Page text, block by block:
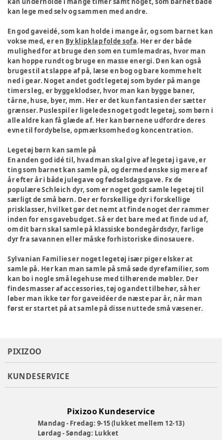
kan lege med selv og sammen med andre.
En god gaveidé, som kan holde i mange år, og som barnet kan
vokse med, er en By klipklap folde sofa. Her er der både
mulighed for at bruge den som en tumlemadras, hvor man
kan hoppe rundt og bruge en masse energi. Den kan også
bruges til at slappe af på, læse en bog og bare komme helt
ned i gear. Noget andet godt legetøj som byder på mange
timers leg, er byggeklodser, hvor man kan bygge baner,
tårne, huse, byer, mm. Her er det kun fantasien der sætter
grænser. Puslespil er ligeledes noget godt legetøj, som børn i
alle aldre kan få glæde af. Her kan børnene udfordre deres
evne til fordybelse, opmærksomhed og koncentration.
Legetøj børn kan samle på
En anden god idé til, hvad man skal give af legetøj i gave, er
ting som barnet kan samle på, og dermed ønske sig mere af
år efter år i både julegave og fødselsdagsgave. Fx de
populære Schleich dyr, som er noget godt samle legetøj til
særligt de små børn. Der er forskellige dyr i forskellige
prisklasser, hvilket gør det nemt at finde noget der rammer
inden for ens gavebudget. Så er det bare med at finde ud af,
om dit barn skal samle på klassiske bondegårdsdyr, farlige
dyr fra savannen eller måske forhistoriske dinosauere.
Sylvanian Families er noget legetøj især piger elsker at
samle på. Her kan man samle på små søde dyrefamilier, som
kan bo i nogle små legehuse med tilhørende møbler. Der
findes masser af accessories, tøj og andet tilbehør, så her
løber man ikke tør for gaveidéer de næste par år, når man
først er startet på at samle på disse nuttede små væsener.
PIXIZOO
KUNDESERVICE
Pixizoo Kundeservice
Mandag - Fredag: 9-15 (lukket mellem 12-13)
Lørdag - Søndag: Lukket